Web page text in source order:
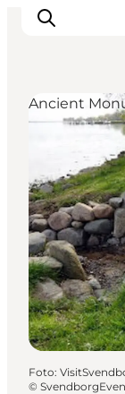
Inspiratie
Wat te
Plan je
Ancient
Foto:
©